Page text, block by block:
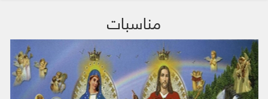
مناسبات